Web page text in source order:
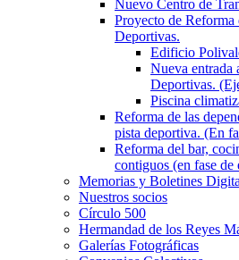
Nuevo Centro de
Proyecto de Reforma
Deportivas.
Edificio
Nueva entrada
Deportivas.
Piscina
Reforma de las
pista deportiva. (En
Reforma del bar,
contiguos (en fase de
Memorias y Boletines
Nuestros socios
Círculo 500
Hermandad de los Reyes
Galerías Fotográficas